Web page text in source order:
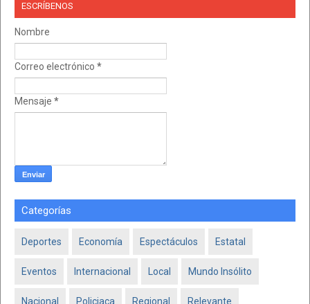
ESCRÍBENOS
Nombre
Correo electrónico *
Mensaje *
Categorías
Deportes Economía Espectáculos Estatal
Eventos Internacional Local Mundo Insólito
Nacional Policiaca Regional Relevante